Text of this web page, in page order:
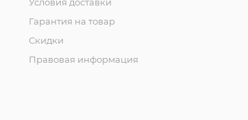
Гарантия на товар
Скидки
Правовая информация